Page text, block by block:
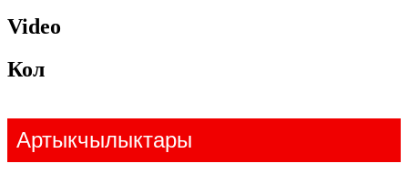
Video
Кол
Артыкчылыктары